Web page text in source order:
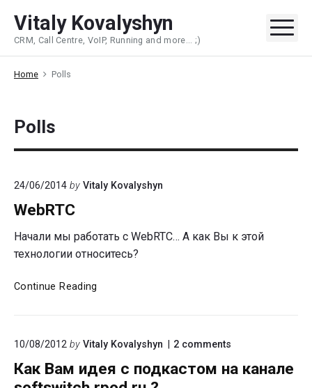
content
Vitaly Kovalyshyn
CRM, Call Centre, VoIP, Running and more... ;)
Home Polls
Polls
24/06/2014 by Vitaly Kovalyshyn
WebRTC
Начали мы работать с WebRTC… А как Вы к этой
технологии относитесь?
Continue Reading
10/08/2012 by Vitaly Kovalyshyn 2 comments
Вам
Как Вам идея с подкастом на канале